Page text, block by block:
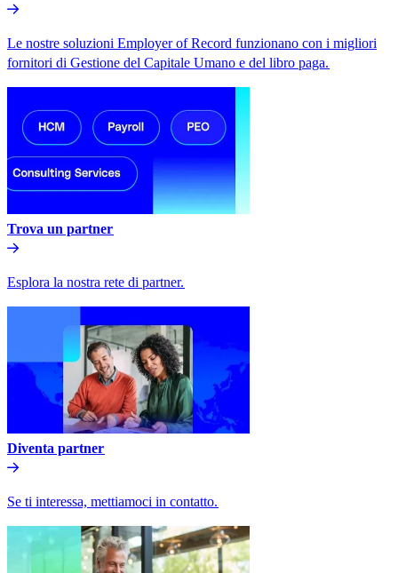
Le nostre soluzioni Employer of Record funzionano con i migliori
fornitori di Gestione del Capitale Umano e del libro paga.​​
Trova un partner​​
Esplora la nostra rete di partner.​​
Diventa partner​​
Se ti interessa, mettiamoci in contatto.​​